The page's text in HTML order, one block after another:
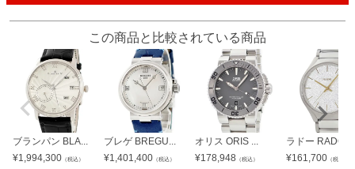
この商品と比較されている商品
ブランパン BLA...
¥1,994,300 （税込）
ブレゲ BREGU...
¥1,401,400 （税込）
オリス ORIS ...
¥178,948 （税込）
ラドー RADO ...
¥161,700 （税込）